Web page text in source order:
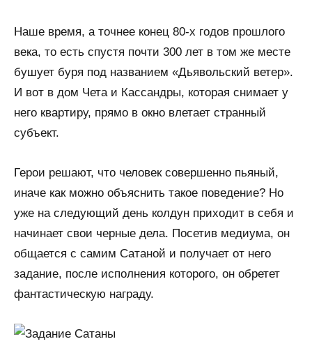
Наше время, а точнее конец 80-х годов прошлого
века, то есть спустя почти 300 лет в том же месте
бушует буря под названием «Дьявольский ветер».
И вот в дом Чета и Кассандры, которая снимает у
него квартиру, прямо в окно влетает странный
субъект.
Герои решают, что человек совершенно пьяный,
иначе как можно объяснить такое поведение? Но
уже на следующий день колдун приходит в себя и
начинает свои черные дела. Посетив медиума, он
общается с самим Сатаной и получает от него
задание, после исполнения которого, он обретет
фантастическую награду.